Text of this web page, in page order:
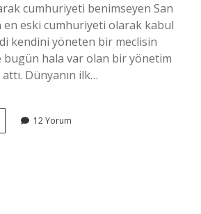
cumhuriyeti benimseyen San
en eski cumhuriyeti olarak kabul
kendini yöneten bir meclisin
bugün hala var olan bir yönetim
Dünyanın ilk…
12 Yorum